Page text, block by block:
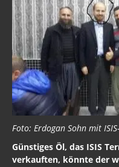
Foto: Erdogan Sohn mit
Günstiges Öl, das ISIS
verkauften, könnte der